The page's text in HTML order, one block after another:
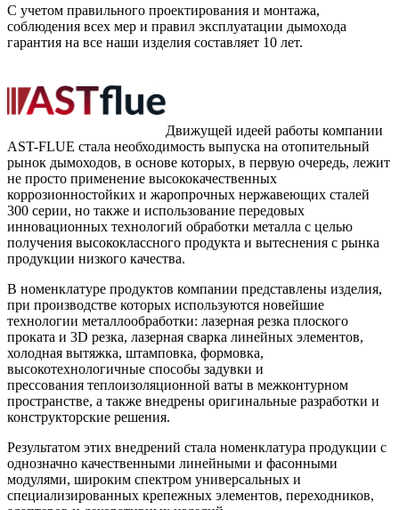
С учетом правильного проектирования и монтажа,
соблюдения всех мер и правил эксплуатации дымохода
гарантия на все наши изделия составляет 10 лет.
Движущей идеей работы компании
AST-FLUE стала необходимость выпуска на отопительный
рынок дымоходов, в основе которых, в первую очередь, лежит
не просто применение высококачественных
коррозионностойких и жаропрочных нержавеющих сталей
300 серии, но также и использование передовых
инновационных технологий обработки металла с целью
получения высококлассного продукта и вытеснения с рынка
продукции низкого качества.
В номенклатуре продуктов компании представлены изделия,
при производстве которых используются новейшие
технологии металлообработки: лазерная резка плоского
проката и 3D резка, лазерная сварка линейных элементов,
холодная вытяжка, штамповка, формовка,
высокотехнологичные способы задувки и
прессования теплоизоляционной ваты в межконтурном
пространстве, а также внедрены оригинальные разработки и
конструкторские решения.
Результатом этих внедрений стала номенклатура продукции с
однозначно качественными линейными и фасонными
модулями, широким спектром универсальных и
специализированных крепежных элементов, переходников,